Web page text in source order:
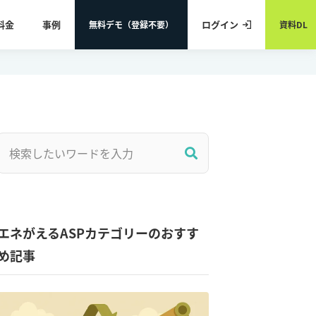
金 事例 無料デモ（登録不要） ログイン 資料DL
ネがえるASPカテゴリーのおすす
記事